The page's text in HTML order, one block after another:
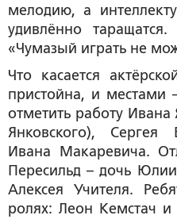
мелодию, а
удивлённо
«Чумазый играть не
Что касается
пристойна, и местами
отметить работу Ивана
Янковского), Сергея
Ивана Макаревича.
Пересильд – дочь
Алексея Учителя.
ролях: Леон Кемстач